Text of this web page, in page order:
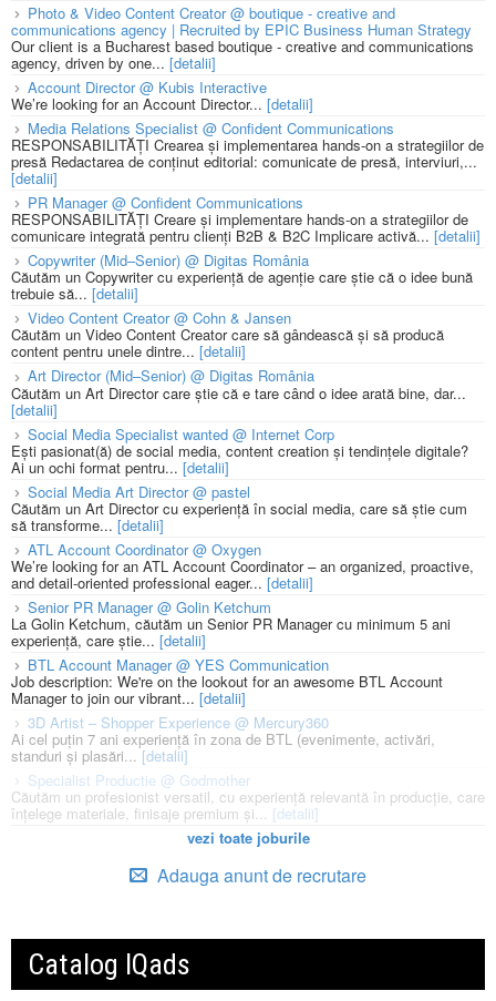
Photo & Video Content Creator @ boutique - creative and
communications agency | Recruited by EPIC Business Human Strategy
Our client is a Bucharest based boutique - creative and communications
agency, driven by one... [detalii]
Account Director @ Kubis Interactive
We’re looking for an Account Director... [detalii]
Media Relations Specialist @ Confident Communications
RESPONSABILITĂȚI Crearea și implementarea hands-on a strategiilor de
presă Redactarea de conținut editorial: comunicate de presă, interviuri,...
[detalii]
PR Manager @ Confident Communications
RESPONSABILITĂȚI Creare și implementare hands-on a strategiilor de
comunicare integrată pentru clienți B2B & B2C Implicare activă... [detalii]
Copywriter (Mid–Senior) @ Digitas România
Căutăm un Copywriter cu experiență de agenție care știe că o idee bună
trebuie să... [detalii]
Video Content Creator @ Cohn & Jansen
Căutăm un Video Content Creator care să gândească și să producă
content pentru unele dintre... [detalii]
Art Director (Mid–Senior) @ Digitas România
Căutăm un Art Director care știe că e tare când o idee arată bine, dar...
[detalii]
Social Media Specialist wanted @ Internet Corp
Ești pasionat(ă) de social media, content creation și tendințele digitale?
Ai un ochi format pentru... [detalii]
Social Media Art Director @ pastel
Căutăm un Art Director cu experiență în social media, care să știe cum
să transforme... [detalii]
ATL Account Coordinator @ Oxygen
We’re looking for an ATL Account Coordinator – an organized, proactive,
and detail-oriented professional eager... [detalii]
Senior PR Manager @ Golin Ketchum
La Golin Ketchum, căutăm un Senior PR Manager cu minimum 5 ani
experiență, care știe... [detalii]
BTL Account Manager @ YES Communication
Job description: We're on the lookout for an awesome BTL Account
Manager to join our vibrant... [detalii]
3D Artist – Shopper Experience @ Mercury360
Ai cel puțin 7 ani experiență în zona de BTL (evenimente, activări,
standuri și plasări...[detalii]
Specialist Productie @ Godmother
Căutăm un profesionist versatil, cu experiență relevantă în producție, care
înțelege materiale, finisaje premium și... [detalii]
vezi toate joburile
Adauga anunt de recrutare
Catalog IQads